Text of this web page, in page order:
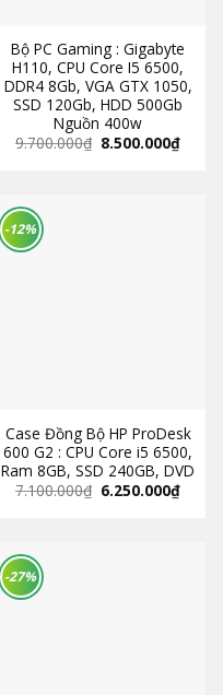
Bộ PC Gaming : Gigabyte
H110, CPU Core I5 6500,
DDR4 8Gb, VGA GTX 1050,
SSD 120Gb, HDD 500Gb
Nguồn 400w
9.700.000₫ 8.500.000₫
-12%
Case Đồng Bộ HP ProDesk
600 G2 : CPU Core i5 6500,
Ram 8GB, SSD 240GB, DVD
7.100.000₫ 6.250.000₫
-27%